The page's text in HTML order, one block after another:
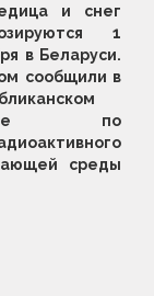
и снег
1
в Беларуси.
сообщили в
по
среды